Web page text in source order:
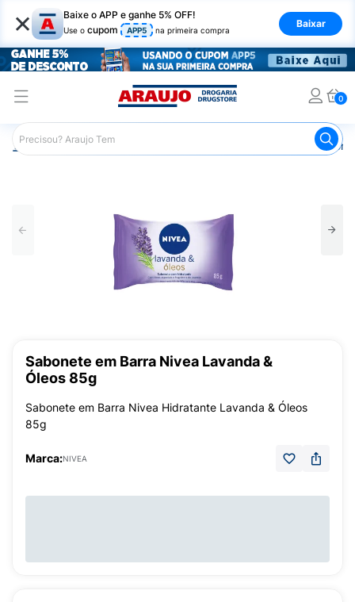
× Baixe o APP e ganhe 5% OFF!
Use o cupom APP5 na primeira compra
Baixar
0
Araujo Higiene Pessoal
Sabonete em Barra Nivea Lavanda &
Óleos 85g
Sabonete em Barra Nivea Hidratante Lavanda & Óleos
85g
Marca:NIVEA